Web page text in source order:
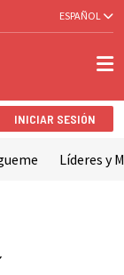
ESPAÑOL
INICIAR SESIÓN
Líderes y